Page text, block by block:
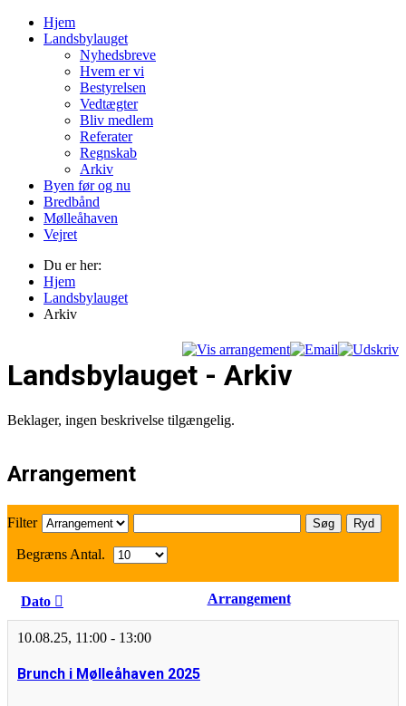
Hjem
Landsbylauget
Nyhedsbreve
Hvem er vi
Bestyrelsen
Vedtægter
Bliv medlem
Referater
Regnskab
Arkiv
Byen før og nu
Bredbånd
Mølleåhaven
Vejret
Du er her:
Hjem
Landsbylauget
Arkiv
Landsbylauget - Arkiv
Beklager, ingen beskrivelse tilgængelig.
Arrangement
Filter Søg Ryd
Begræns Antal.
Dato Arrangement
10.08.25, 11:00 - 13:00
Brunch i Mølleåhaven 2025